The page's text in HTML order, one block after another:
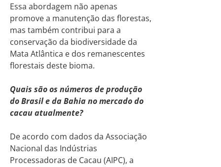
Essa abordagem não apenas
promove a manutenção das florestas,
mas também contribui para a
conservação da biodiversidade da
Mata Atlântica e dos remanescentes
florestais deste bioma.
Quais são os números de produção
do Brasil e da Bahia no mercado do
cacau atualmente?
De acordo com dados da Associação
Nacional das Indústrias
Processadoras de Cacau (AIPC), a